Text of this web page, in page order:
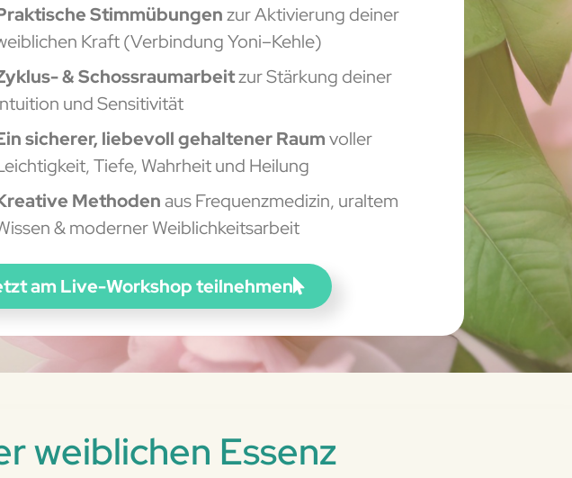
Stimmübungenzur Aktivierung deiner
Kraft (Verbindung Yoni–Kehle)
& Schossraumarbeitzur Stärkung deiner
und Sensitivität
sicherer, liebevoll gehaltener Raumvoller
Tiefe, Wahrheit und Heilung
Methodenaus Frequenzmedizin, uraltem
& moderner Weiblichkeitsarbeit
am Live-Workshop teilnehmen
weiblichen Essenz